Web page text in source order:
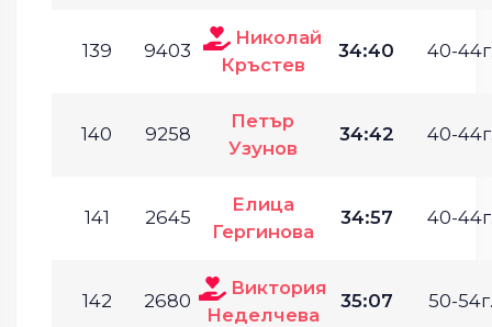
139 9403
Николай
Кръстев
34:40 40-
140 9258
Петър
Узунов
34:42 40-
141 2645
Елица
Гергинова
34:57 40-
142 2680
Виктория
Неделчева
35:07 50-54г.